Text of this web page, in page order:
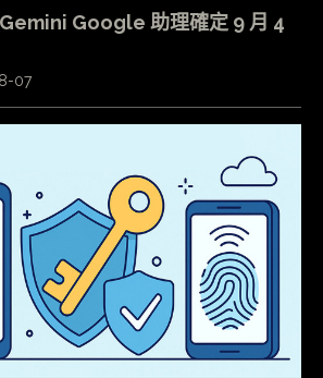
Google 助理確定 9 月 4
07